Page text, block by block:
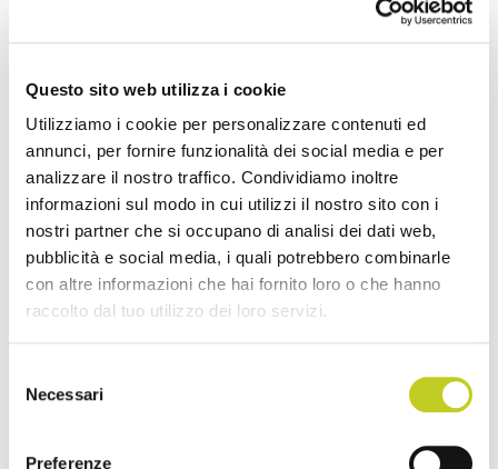
Questo sito web utilizza i cookie
Utilizziamo i cookie per personalizzare contenuti ed
annunci, per fornire funzionalità dei social media e per
analizzare il nostro traffico. Condividiamo inoltre
informazioni sul modo in cui utilizzi il nostro sito con i
nostri partner che si occupano di analisi dei dati web,
pubblicità e social media, i quali potrebbero combinarle
con altre informazioni che hai fornito loro o che hanno
raccolto dal tuo utilizzo dei loro servizi.
delNecessari
Preferenze
studio
di
Pilates è
scelta
imprenditoriale
che
visione
ben